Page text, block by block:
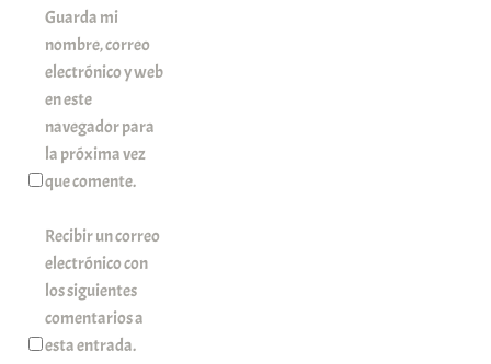
Guarda mi
nombre, correo
electrónico y web
en este
navegador para
la próxima vez
que comente.
Recibir un correo
electrónico con
los siguientes
comentarios a
esta entrada.